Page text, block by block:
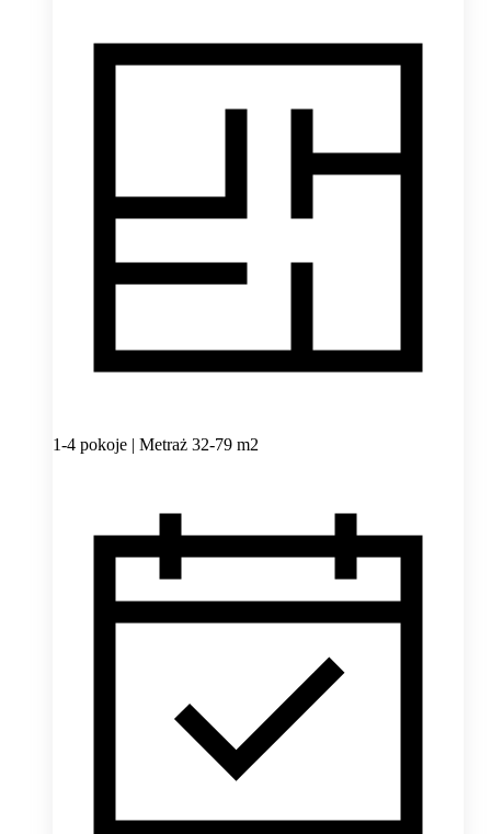
1-4 pokoje | Metraż 32-79 m2